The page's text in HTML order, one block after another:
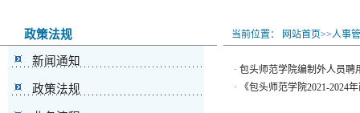
政策法规
新闻通知
政策法规
当前位置： 网站首页>>人事
· 包头师范学院编制外人员聘
·
《包头师范学院2021-2024